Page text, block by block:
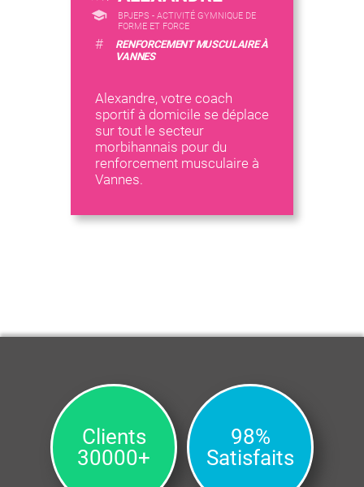
BPJEPS - ACTIVITÉ GYMNIQUE DE
FORME ET FORCE
#
RENFORCEMENT MUSCULAIRE À
VANNES
Alexandre, votre coach
sportif à domicile se déplace
sur tout le secteur
morbihannais pour du
renforcement musculaire à
Vannes.
Clients
30000+
98%
Satisfaits